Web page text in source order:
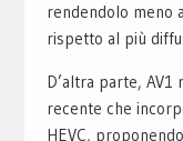
rendendolo meno
rispetto al più
D’altra parte,
recente che
HEVC,